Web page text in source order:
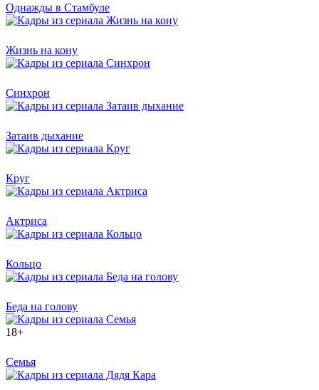
Однажды в Стамбуле
Жизнь на кону
Синхрон
Затаив дыхание
Круг
Актриса
Кольцо
Беда на голову
18+
Семья